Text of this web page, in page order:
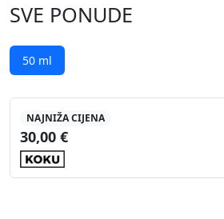
SVE PONUDE
50 ml
NAJNIŽA CIJENA
30,00 €